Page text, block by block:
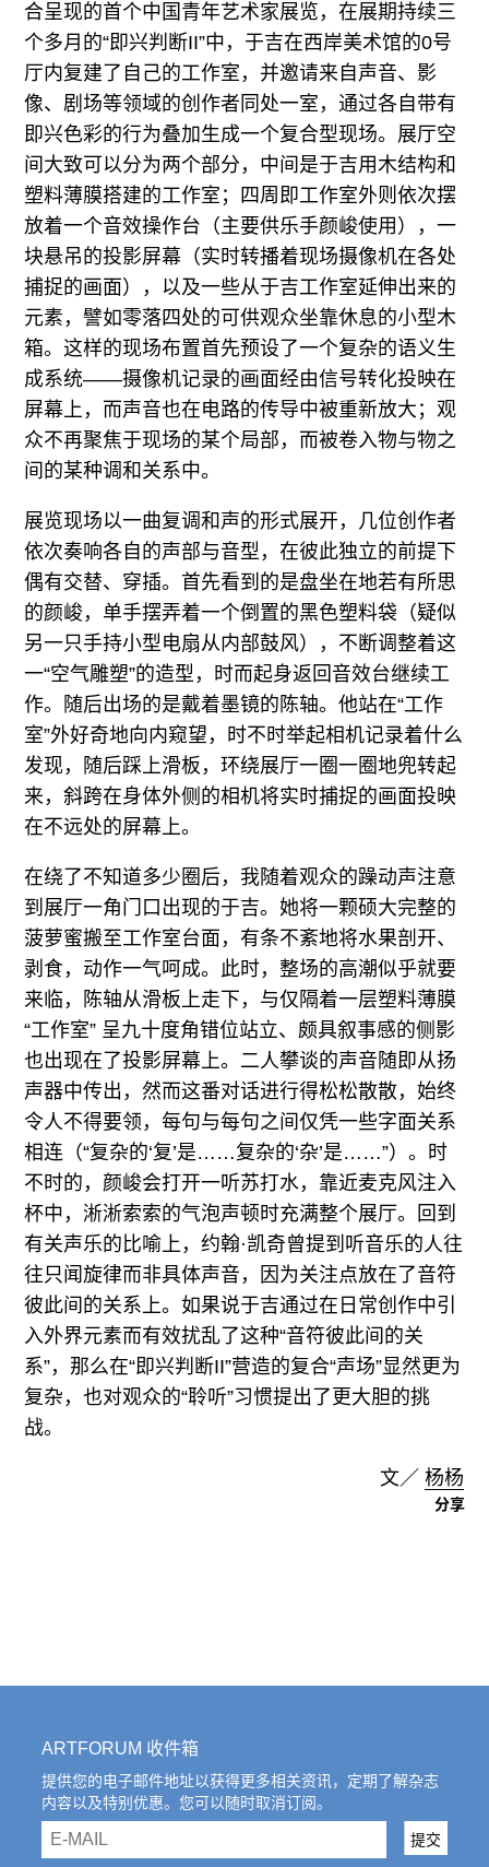
合呈现的首个中国青年艺术家展览，在展期持续三
个多月的“即兴判断II”中，于吉在西岸美术馆的0号
厅内复建了自己的工作室，并邀请来自声音、影
像、剧场等领域的创作者同处一室，通过各自带有
即兴色彩的行为叠加生成一个复合型现场。展厅空
间大致可以分为两个部分，中间是于吉用木结构和
塑料薄膜搭建的工作室；四周即工作室外则依次摆
放着一个音效操作台（主要供乐手颜峻使用），一
块悬吊的投影屏幕（实时转播着现场摄像机在各处
捕捉的画面），以及一些从于吉工作室延伸出来的
元素，譬如零落四处的可供观众坐靠休息的小型木
箱。这样的现场布置首先预设了一个复杂的语义生
成系统——摄像机记录的画面经由信号转化投映在
屏幕上，而声音也在电路的传导中被重新放大；观
众不再聚焦于现场的某个局部，而被卷入物与物之
间的某种调和关系中。
展览现场以一曲复调和声的形式展开，几位创作者
依次奏响各自的声部与音型，在彼此独立的前提下
偶有交替、穿插。首先看到的是盘坐在地若有所思
的颜峻，单手摆弄着一个倒置的黑色塑料袋（疑似
另一只手持小型电扇从内部鼓风），不断调整着这
一“空气雕塑”的造型，时而起身返回音效台继续工
作。随后出场的是戴着墨镜的陈轴。他站在“工作
室”外好奇地向内窥望，时不时举起相机记录着什么
发现，随后踩上滑板，环绕展厅一圈一圈地兜转起
来，斜跨在身体外侧的相机将实时捕捉的画面投映
在不远处的屏幕上。
在绕了不知道多少圈后，我随着观众的躁动声注意
到展厅一角门口出现的于吉。她将一颗硕大完整的
菠萝蜜搬至工作室台面，有条不紊地将水果剖开、
剥食，动作一气呵成。此时，整场的高潮似乎就要
来临，陈轴从滑板上走下，与仅隔着一层塑料薄膜
“工作室” 呈九十度角错位站立、颇具叙事感的侧影
也出现在了投影屏幕上。二人攀谈的声音随即从扬
声器中传出，然而这番对话进行得松松散散，始终
令人不得要领，每句与每句之间仅凭一些字面关系
相连（“复杂的‘复’是……复杂的‘杂’是……”）。时
不时的，颜峻会打开一听苏打水，靠近麦克风注入
杯中，淅淅索索的气泡声顿时充满整个展厅。回到
有关声乐的比喻上，约翰·凯奇曾提到听音乐的人往
往只闻旋律而非具体声音，因为关注点放在了音符
彼此间的关系上。如果说于吉通过在日常创作中引
入外界元素而有效扰乱了这种“音符彼此间的关
系”，那么在“即兴判断II”营造的复合“声场”显然更为
复杂，也对观众的“聆听”习惯提出了更大胆的挑
战。
文／ 杨杨
分享
ARTFORUM 收件箱
提供您的电子邮件地址以获得更多相关资讯，定期了解杂志
内容以及特别优惠。您可以随时取消订阅。
email 提交